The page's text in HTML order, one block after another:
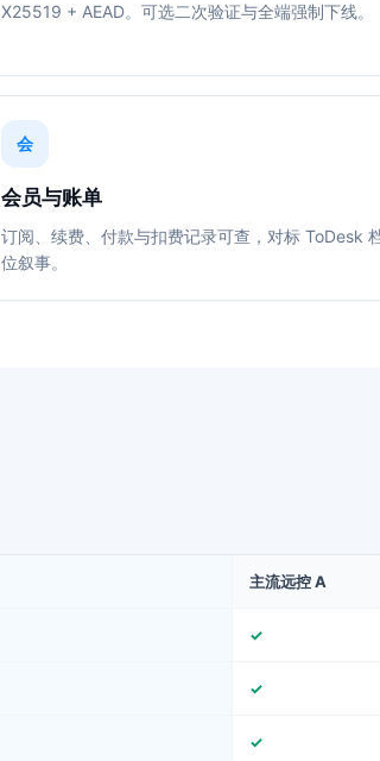
X25519 + AEAD。可选二次验证与全端强制下线。
会
会员与账单
订阅、续费、付款与扣费记录可查，对标 ToDesk
位叙事。
主流远控 A
✓
✓
✓